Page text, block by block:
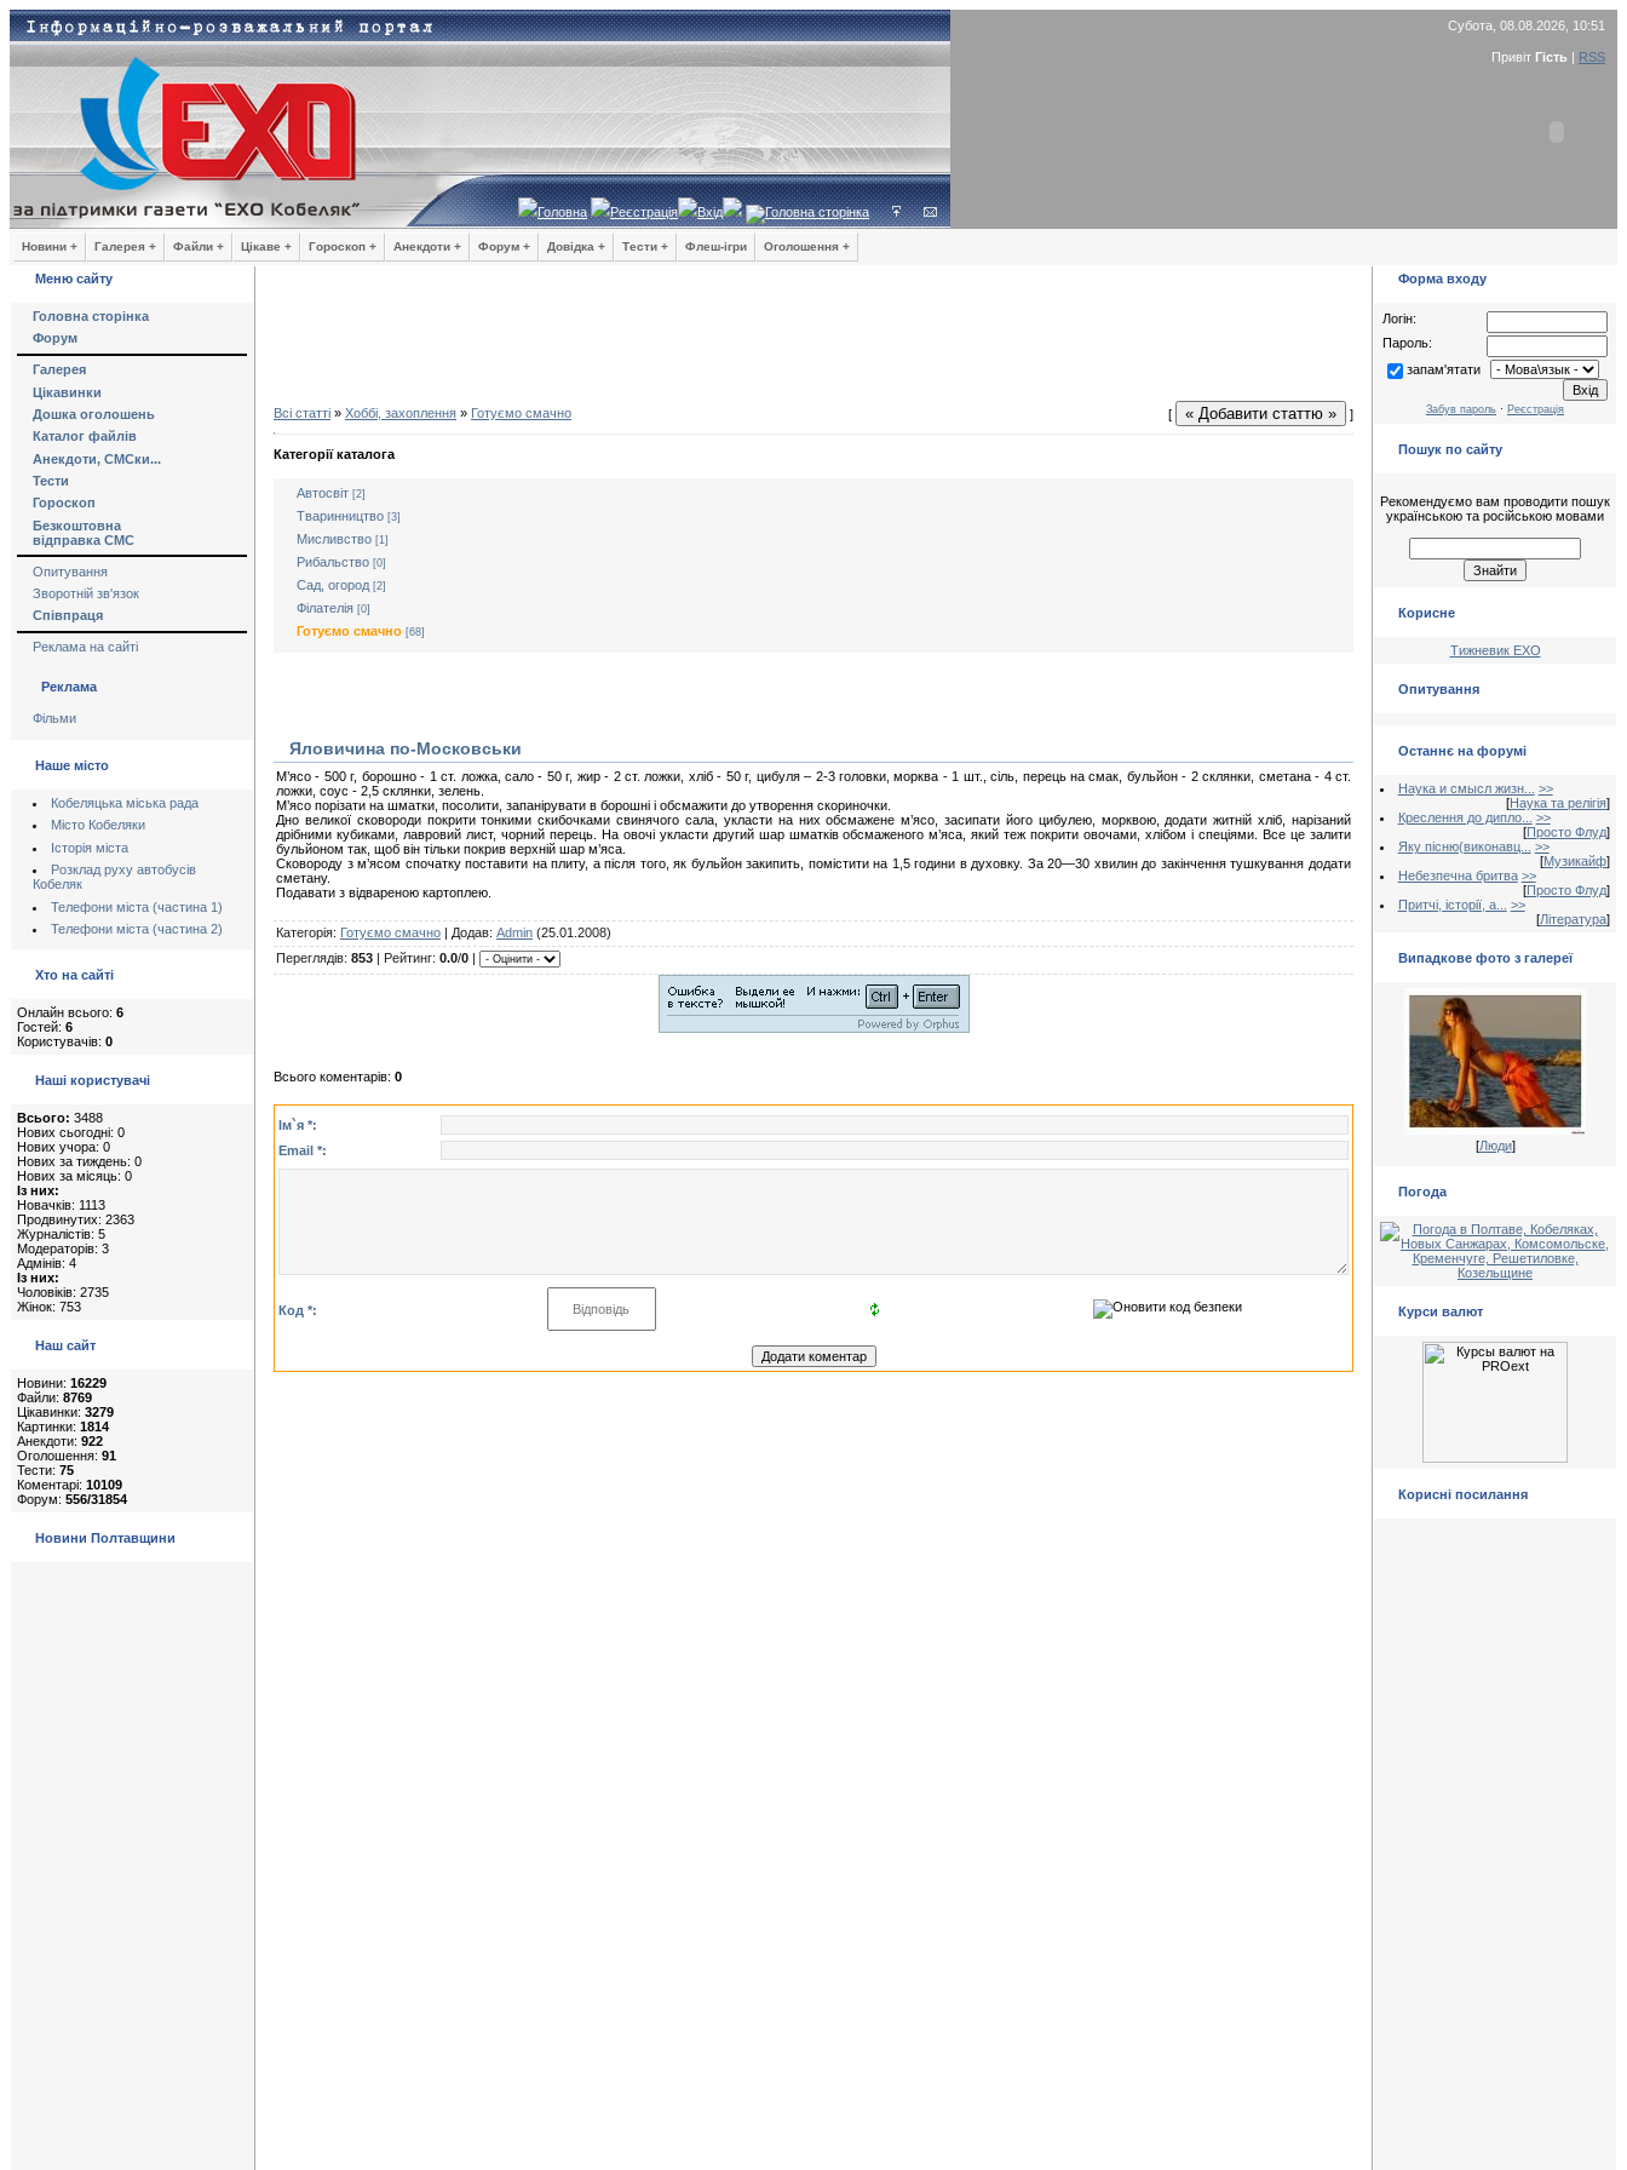
Субота, 08.08.2026, 10:51
Привіт Гість | RSS
Головна Реєстрація Вхід
Новини + Галерея + Файли + Цікаве + Гороскоп + Анекдоти + Форум + Довідка + Тести + Флеш-ігри Оголошення +
Меню сайту
Головна сторінка
Форум
Галерея
Цікавинки
Дошка оголошень
Каталог файлів
Анекдоти, СМСки...
Тести
Гороскоп
Безкоштовна
відправка СМС
Опитування
Зворотній зв'язок
Співпраця
Реклама на сайті
Реклама
Фільми
Наше місто
Кобеляцька міська рада
Місто Кобеляки
Історія міста
Розклад руху автобусів
Кобеляк
Телефони міста (частина 1)
Телефони міста (частина 2)
Хто на сайті
Онлайн всього: 6
Гостей: 6
Користувачів: 0
Наші користувачі
Всього: 3488
Нових сьогодні: 0
Нових учора: 0
Нових за тиждень: 0
Нових за місяць: 0
Із них:
Новачків: 1113
Продвинутих: 2363
Журналістів: 5
Модераторів: 3
Адмінів: 4
Із них:
Чоловіків: 2735
Жінок: 753
Наш сайт
Новини: 16229
Файли: 8769
Цікавинки: 3279
Картинки: 1814
Анекдоти: 922
Оголошення: 91
Тести: 75
Коментарі: 10109
Форум: 556/31854
Новини Полтавщини
Всі статті » Хоббі, захоплення » Готуємо смачно [ « Добавити статтю » ]
Категорії каталога
Автосвіт [2]
Тваринництво [3]
Мисливство [1]
Рибальство [0]
Сад, огород [2]
Філателія [0]
Готуємо смачно [68]
Яловичина по-Московськи
М’ясо - 500 г, борошно - 1 ст. ложка, сало - 50 г, жир - 2 ст. ложки, хліб - 50 г, цибуля – 2-3 головки, морква - 1 шт., сіль, перець на смак, бульйон - 2 склянки, сметана - 4 ст.
ложки, соус - 2,5 склянки, зелень.
М’ясо порізати на шматки, посолити, запанірувати в борошні і обсмажити до утворення скориночки.
Дно великої сковороди покрити тонкими скибочками свинячого сала, укласти на них обсмажене м’ясо, засипати його цибулею, морквою, додати житній хліб, нарізаний
дрібними кубиками, лавровий лист, чорний перець. На овочі укласти другий шар шматків обсмаженого м’яса, який теж покрити овочами, хлібом і спеціями. Все це залити
бульйоном так, щоб він тільки покрив верхній шар м’яса.
Сковороду з м’ясом спочатку поставити на плиту, а після того, як бульйон закипить, помістити на 1,5 години в духовку. За 20—30 хвилин до закінчення тушкування додати
сметану.
Подавати з відвареною картоплею.
Категорія: Готуємо смачно | Додав: Admin (25.01.2008)
Переглядів: 853 | Рейтинг: 0.0/0 |
Всього коментарів: 0
Ім`я *:
Email *:
Код *:
Форма входу
Логін:
Пароль:
запам'ятати
Забув пароль · Реєстрація
Пошук по сайту
Рекомендуємо вам проводити пошук
українською та російською мовами
Корисне
Тижневик ЕХО
Опитування
Останнє на форумі
Наука и смысл жизн...
>>
[Наука та релігія]
Креслення до дипло...
>>
[Просто Флуд]
Яку пісню(виконавц...
>>
[Музикайф]
Небезпечна бритва >>
[Просто Флуд]
Притчі, історії, а...
>>
[Література]
Випадкове фото з галереї
[Люди]
Погода
Курси валют
Корисні посилання